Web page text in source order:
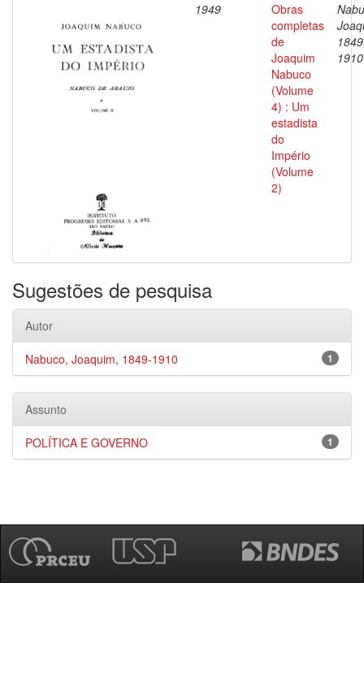
1949
Obras
completas
de
Joaquim
Nabuco
(Volume
4) : Um
estadista
do
Império
(Volume
2)
1910
Sugestões de pesquisa
Autor
1
Nabuco, Joaquim, 1849-1910
Assunto
1
POLÍTICA E GOVERNO